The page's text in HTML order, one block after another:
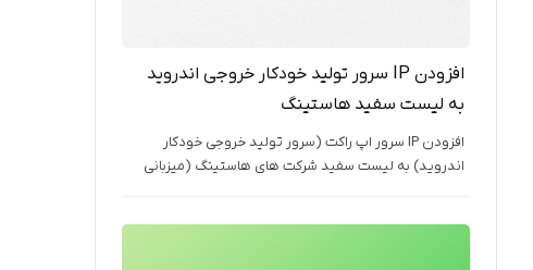
افزودن IP سرور تولید خودکار خروجی اندروید
به لیست سفید هاستینگ
افزودن IP سرور اپ راکت (سرور تولید خروجی خودکار
اندروید) به لیست سفید شرکت های هاستینگ (میزبانی